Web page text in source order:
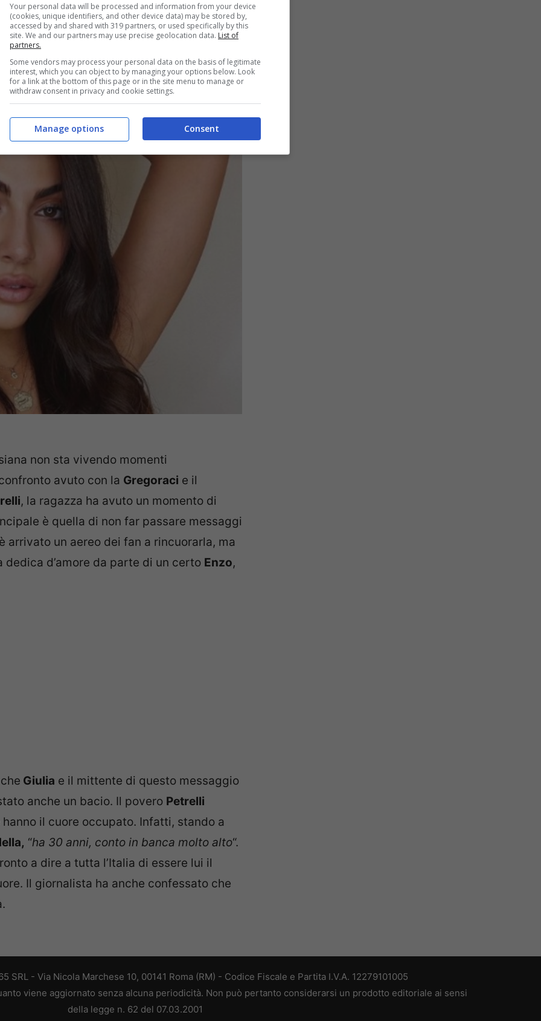
di Giulia Salemi
non sta vivendo momenti
avuto con la Gregoraci e il
, la ragazza ha avuto un momento di
è quella di non far passare messaggi
arrivato un aereo dei fan a rincuorarla, ma
d’amore da parte di un certo Enzo,
Giulia e il mittente di questo messaggio
anche un bacio. Il povero Petrelli
il cuore occupato. Infatti, stando a
“ha 30 anni, conto in banca molto alto“.
a dire a tutta l’Italia di essere lui il
Il giornalista ha anche confessato che
SRL - Via Nicola Marchese 10, 00141 Roma (RM) - Codice Fiscale e Partita I.V.A. 12279101005
viene aggiornato senza alcuna periodicità. Non può pertanto considerarsi un prodotto editoriale ai sensi
della legge n. 62 del 07.03.2001
Your personal data will be processed and information from your device
(cookies, unique identifiers, and other device data) may be stored by,
accessed by and shared with 319 partners, or used specifically by this
site. We and our partners may use precise geolocation data. List of
partners.
Some vendors may process your personal data on the basis of legitimate
interest, which you can object to by managing your options below. Look
for a link at the bottom of this page or in the site menu to manage or
withdraw consent in privacy and cookie settings.
Consent
Manage options